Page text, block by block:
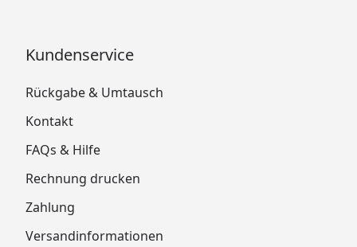
Kundenservice
Rückgabe & Umtausch
Kontakt
FAQs & Hilfe
Rechnung drucken
Zahlung
Versandinformationen